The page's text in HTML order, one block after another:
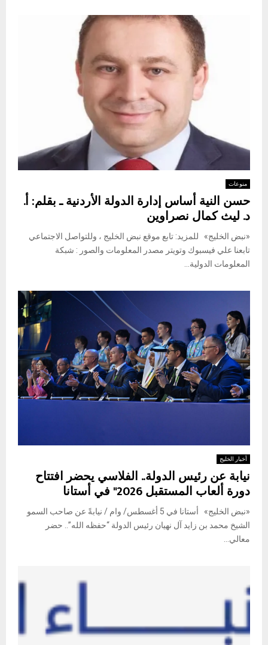
منوعات
حسن النية أساس إدارة الدولة الأردنية ـ بقلم: أ.
د. ليث كمال نصراوين
«نبض الخليج» للمزيد: تابع موقع نبض الخليج ، وللتواصل الاجتماعي
تابعنا علي فيسبوك وتويتر مصدر المعلومات والصور : شبكة
المعلومات الدولية...
أخبار الخليج
نيابة عن رئيس الدولة.. الفلاسي يحضر افتتاح
دورة ألعاب المستقبل 2026" في أستانا
«نبض الخليج» أستانا في 5 أغسطس/ وام / نيابةً عن صاحب السمو
الشيخ محمد بن زايد آل نهيان رئيس الدولة “حفظه الله”.. حضر
معالي...